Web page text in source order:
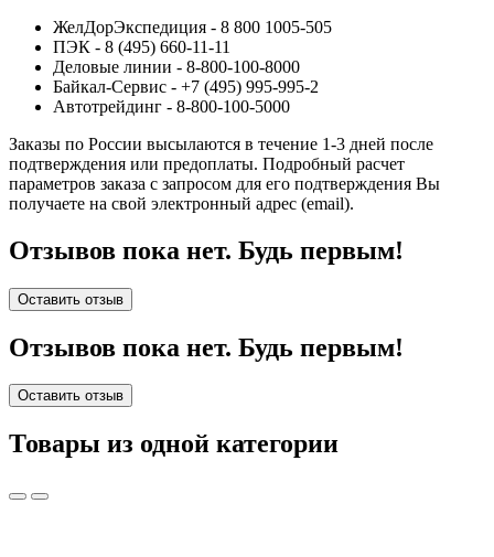
ЖелДорЭкспедиция - 8 800 1005-505
ПЭК - 8 (495) 660-11-11
Деловые линии - 8-800-100-8000
Байкал-Сервис - +7 (495) 995-995-2
Автотрейдинг - 8-800-100-5000
Заказы по России высылаются в течение 1-3 дней после
подтверждения или предоплаты. Подробный расчет
параметров заказа с запросом для его подтверждения Вы
получаете на свой электронный адрес (email).
Отзывов пока нет. Будь первым!
Оставить отзыв
Отзывов пока нет. Будь первым!
Оставить отзыв
Товары из одной категории